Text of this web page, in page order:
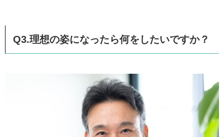
Q3.理想の姿になったら何をしたいですか？